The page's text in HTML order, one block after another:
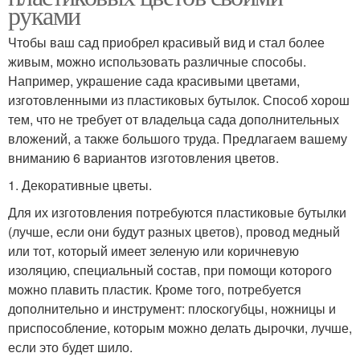
руками
Чтобы ваш сад приобрел красивый вид и стал более
живым, можно использовать различные способы.
Например, украшение сада красивыми цветами,
изготовленными из пластиковых бутылок. Способ хорош
тем, что не требует от владельца сада дополнительных
вложений, а также большого труда. Предлагаем вашему
вниманию 6 вариантов изготовления цветов.
1. Декоративные цветы.
Для их изготовления потребуются пластиковые бутылки
(лучше, если они будут разных цветов), провод медный
или тот, который имеет зеленую или коричневую
изоляцию, специальный состав, при помощи которого
можно плавить пластик. Кроме того, потребуется
дополнительно и инструмент: плоскогубцы, ножницы и
приспособление, которым можно делать дырочки, лучше,
если это будет шило.